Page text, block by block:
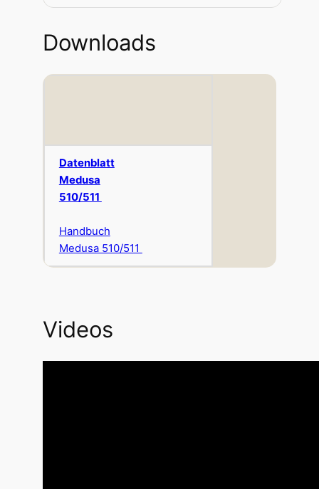
Downloads
Datenblatt
Medusa
510/511
Handbuch
Medusa 510/511
Videos